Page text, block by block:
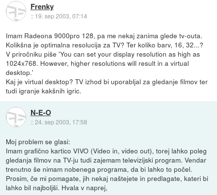
Frenky
:: 19. sep 2003, 07:14
Imam Radeona 9000pro 128, pa me nekaj zanima glede tv-outa.
Kolikšna je optimalna resolucija za TV? Ter koliko barv, 16, 32...?
V priročniku piše 'You can set your display resolution as high as
1024x768. However, higher resolutions will result in a virtual
desktop.'
Kaj je virtual desktop? TV izhod bi uporabljal za gledanje filmov ter
tudi igranje kakšnih igric.
N-E-O
::24. sep 2003, 17:58
Moj problem se glasi:
Imam grafično kartico VIVO (Video in, video out), torej lahko poleg
gledanja filmov na TV-ju tudi zajemam televizijski program. Vendar
trenutno še nimam nobenega programa, da bi lahko to počel.
Prosim, če mi pomagate, jih nekaj naštejete in predlagate, kateri bi
lahko bil najboljši. Hvala v naprej,